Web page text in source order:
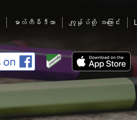
မာလ်တီမီဒီယာ ကျွန်ုပ်တို့ အကြောင်း